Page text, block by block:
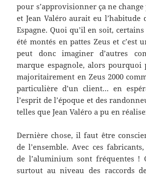
pour s’approvisionner ça ne change
et Jean Valéro aurait eu
Espagne. Quoi qu’il en soit,
été montés en pattes Zeus et c’est
peut donc imaginer d’autres
marque espagnole, alors pourquoi
majoritairement en Zeus 2000
particulière d’un client… en
l’esprit de l’époque et des
telles que Jean Valéro a pu en
Dernière chose, il faut être
de l’ensemble. Avec ces
de l’aluminium sont fréquentes !
surtout au niveau des raccords